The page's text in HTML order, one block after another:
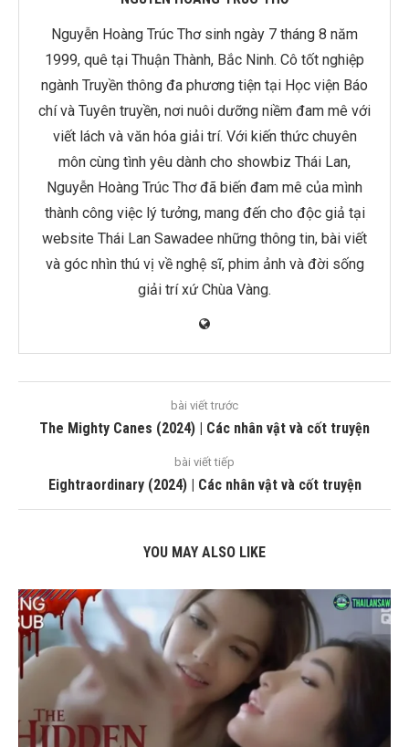
Nguyễn Hoàng Trúc Thơ sinh ngày 7 tháng 8 năm
1999, quê tại Thuận Thành, Bắc Ninh. Cô tốt nghiệp
ngành Truyền thông đa phương tiện tại Học viện Báo
chí và Tuyên truyền, nơi nuôi dưỡng niềm đam mê với
viết lách và văn hóa giải trí. Với kiến thức chuyên
môn cùng tình yêu dành cho showbiz Thái Lan,
Nguyễn Hoàng Trúc Thơ đã biến đam mê của mình
thành công việc lý tưởng, mang đến cho độc giả tại
website Thái Lan Sawadee những thông tin, bài viết
và góc nhìn thú vị về nghệ sĩ, phim ảnh và đời sống
giải trí xứ Chùa Vàng.
bài viết trước
The Mighty Canes (2024) | Các nhân vật và cốt truyện
bài viết tiếp
Eightraordinary (2024) | Các nhân vật và cốt truyện
YOU MAY ALSO LIKE